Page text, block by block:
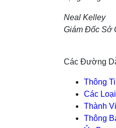
Neal Kelley
Giám Đốc Sở
Các Đường
Thông
Các
Thành
Thông